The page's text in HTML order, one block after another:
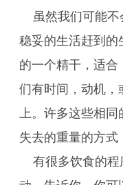
虽然我们可能
稳妥的生活赶到的
的一个精干，适
们有时间，动机，
上。许多这些相同
失去的重量的方式
有很多饮食的